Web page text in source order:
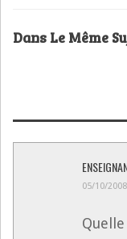
Dans Le Même
05/10/